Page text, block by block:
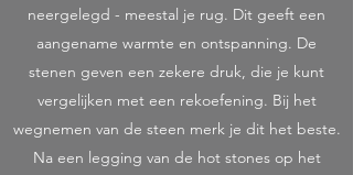
neergelegd - meestal je rug. Dit geeft een
aangename warmte en ontspanning. De
stenen geven een zekere druk, die je kunt
vergelijken met een rekoefening. Bij het
wegnemen van de steen merk je dit het beste.
Na een legging van de hot stones op het